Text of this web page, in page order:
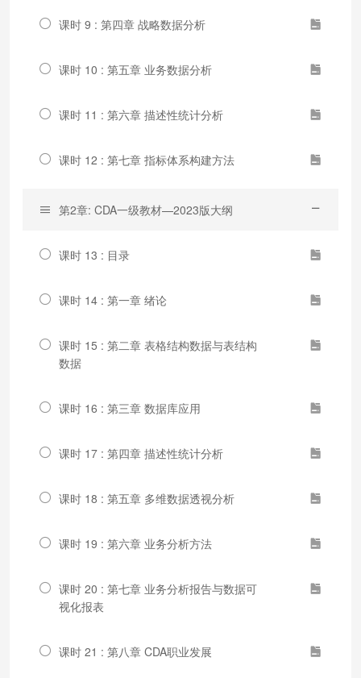
课时 9 : 第四章 战略数据分析
课时 10 : 第五章 业务数据分析
课时 11 : 第六章 描述性统计分析
课时 12 : 第七章 指标体系构建方法
第2章: CDA一级教材—2023版大纲
课时 13 : 目录
课时 14 : 第一章 绪论
课时 15 : 第二章 表格结构数据与表结构
数据
课时 16 : 第三章 数据库应用
课时 17 : 第四章 描述性统计分析
课时 18 : 第五章 多维数据透视分析
课时 19 : 第六章 业务分析方法
课时 20 : 第七章 业务分析报告与数据可
视化报表
课时 21 : 第八章 CDA职业发展